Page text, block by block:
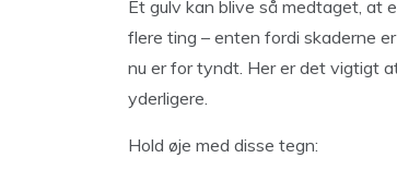
Et gulv kan blive så medtaget, at
flere ting – enten fordi skaderne
nu er for tyndt. Her er det vigtigt
yderligere.
Hold øje med disse tegn: